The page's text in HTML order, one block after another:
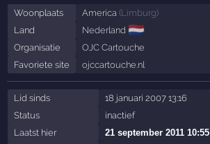
Woonplaats America (Limburg)
Land
Nederland 🇳🇱
Organisatie
OJC Cartouche
Favoriete site
ojccartouche.nl
Lid sinds
18 januari 2007 13:16
Status
inactief
Laatst hier
21 september 2011 10:55